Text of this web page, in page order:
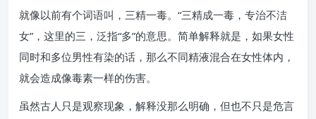
就像以前有个词语叫，三精一毒。“三精成一毒，专治不洁
女”，这里的三，泛指“多”的意思。简单解释就是，如果女性
同时和多位男性有染的话，那么不同精液混合在女性体内，
就会造成像毒素一样的伤害。
虽然古人只是观察现象，解释没那么明确，但也不只是危言